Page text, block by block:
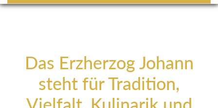
Das Erzherzog Johann
steht für Tradition,